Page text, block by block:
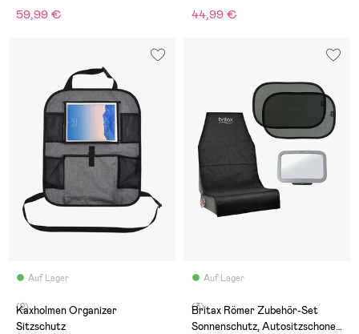
59,99 € 44,99 €
Auf Lager
(2)
Kaxholmen Organizer
Sitzschutz
Auf Lager
(3)
Britax Römer Zubehör-Set
Sonnenschutz, Autositzschoner,